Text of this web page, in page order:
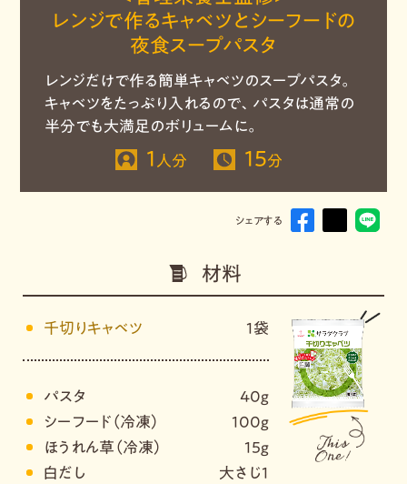
レンジで作るキャベツとシーフードの
夜食スープパスタ
レンジだけで作る簡単キャベツのスープパスタ。
キャベツをたっぷり入れるので、パスタは通常の
半分でも大満足のボリュームに。
1 人分 15分
シェアする
材料
千切りキャベツ 1袋
パスタ
40g
シーフード（冷凍）
100g
ほうれん草（冷凍）
15g
白だし
大さじ1